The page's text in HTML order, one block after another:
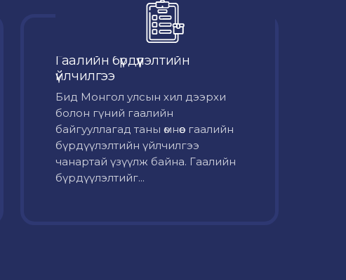
Гаалийн бүрдүүлэлтийн
үйлчилгээ
Бид Монгол улсын хил дээрхи
болон гүний гаалийн
байгууллагад таны өмнөөс гаалийн
бүрдүүлэлтийн үйлчилгээ
чанартай үзүүлж байна. Гаалийн
бүрдүүлэлтийг...